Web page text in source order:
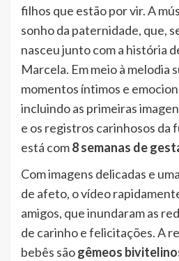
filhos que estão por vir. A
sonho da paternidade, que,
nasceu junto com a história
Marcela. Em meio à melodia
momentos íntimos e
incluindo as primeiras
e os registros carinhosos da
está com8 semanas de
Com imagens delicadas e
de afeto, o vídeo
amigos, que inundaram as
de carinho e felicitações. A
bebês sãogêmeos